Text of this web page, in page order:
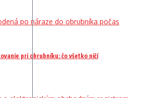
pri obrubníku: čo všetko ničí